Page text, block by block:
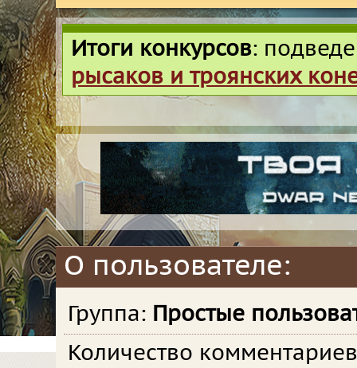
Итоги конкурсов:
рысаков и троянских
О пользователе:
Группа: Простые
Количество